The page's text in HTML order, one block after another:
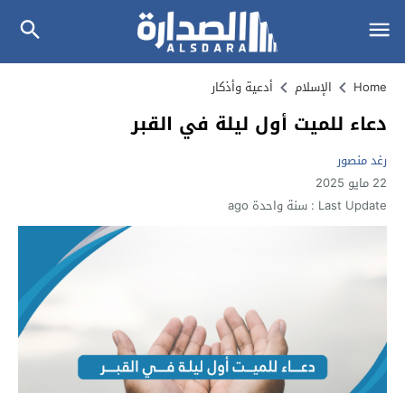
Home الإسلام أدعية وأذكار
دعاء للميت أول ليلة في القبر
رغد منصور
22 مايو 2025
Last Update : سنة واحدة ago